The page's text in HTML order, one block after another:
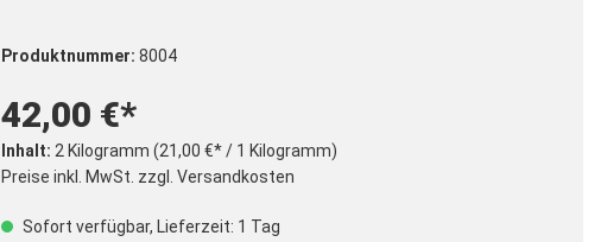
Produktnummer: 8004
42,00 €*
Inhalt: 2 Kilogramm (21,00 €* / 1 Kilogramm)
Preise inkl. MwSt. zzgl. Versandkosten
Sofort verfügbar, Lieferzeit: 1 Tag